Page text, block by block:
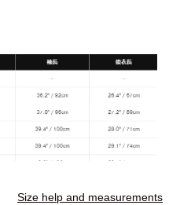
Size help and measurements